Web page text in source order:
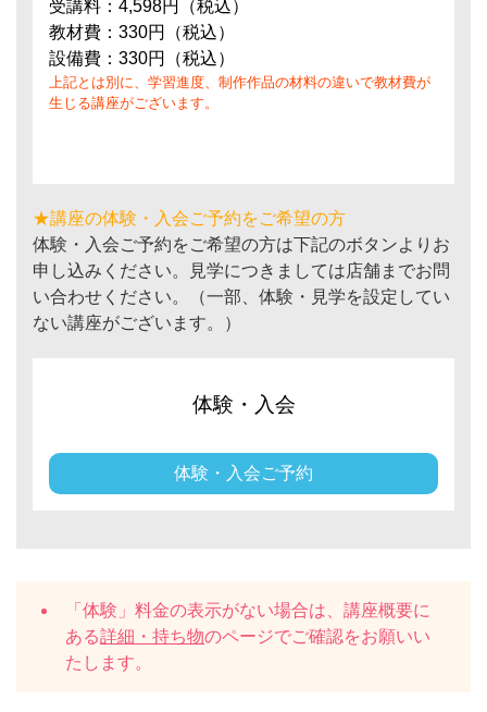
受講料：4,598円（税込）
教材費：330円（税込）
設備費：330円（税込）
上記とは別に、学習進度、制作作品の材料の違いで教材費が
生じる講座がございます。
★講座の体験・入会ご予約をご希望の方
体験・入会ご予約をご希望の方は下記のボタンよりお
申し込みください。見学につきましては店舗までお問
い合わせください。（一部、体験・見学を設定してい
ない講座がございます。）
体験・入会
体験・入会ご予約
「体験」料金の表示がない場合は、講座概要に
ある詳細・持ち物のページでご確認をお願いい
たします。